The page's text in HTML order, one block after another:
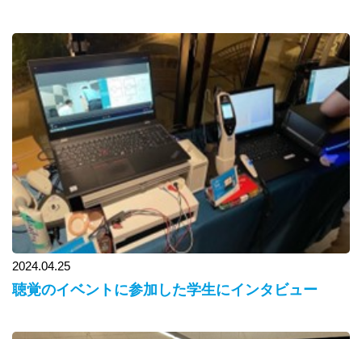
2024.04.25
聴覚のイベントに参加した学生にインタビュー